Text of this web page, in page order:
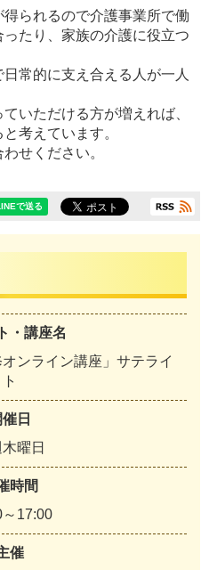
られるので介護事業所で働
たり、家族の介護に役立つ
常的に支え合える人が一人
いただける方が増えれば、
考えています。
せください。
・講座名
ンライン講座」サテライ
ト
催日
曜日
時間
～17:00
催